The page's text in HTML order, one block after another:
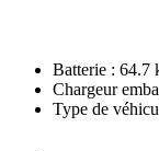
Batterie : 64.7
Chargeur
Type de